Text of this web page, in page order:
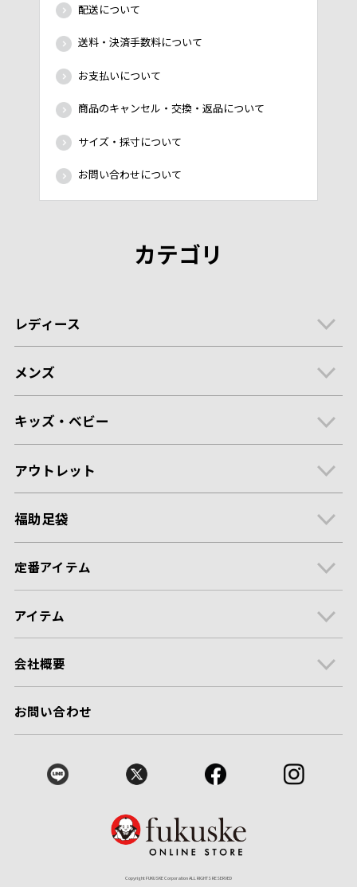
配送について
送料・決済手数料について
お支払いについて
商品のキャンセル・交換・返品について
サイズ・採寸について
お問い合わせについて
カテゴリ
レディース
メンズ
キッズ・ベビー
アウトレット
福助足袋
定番アイテム
アイテム
会社概要
お問い合わせ
Copyright FUKUSKE Corporation ALL RIGHTS RESERVED